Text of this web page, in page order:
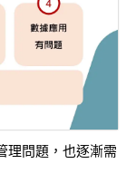
理問題，也逐漸需